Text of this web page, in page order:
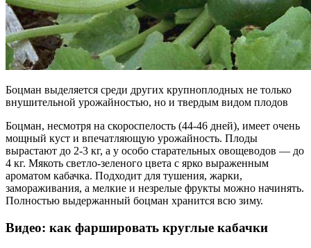
Боцман выделяется среди других крупноплодных не только
внушительной урожайностью, но и твердым видом плодов
Боцман, несмотря на скороспелость (44-46 дней), имеет очень
мощный куст и впечатляющую урожайность. Плоды
вырастают до 2-3 кг, а у особо старательных овощеводов — до
4 кг. Мякоть светло-зеленого цвета с ярко выраженным
ароматом кабачка. Подходит для тушения, жарки,
замораживания, а мелкие и незрелые фрукты можно начинять.
Полностью выдержанный боцман хранится всю зиму.
Видео: как фаршировать круглые кабачки